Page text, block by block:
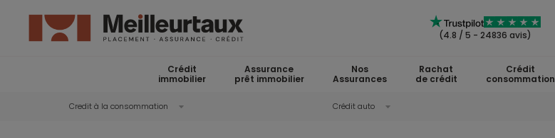
(4.8 / 5 - 24836 avis)
Crédit
immobilier
Assurance
prêt immobilier
Nos
Assurances
Rachat
de crédit
Crédit
consommation
Credit à la consommation Crédit auto